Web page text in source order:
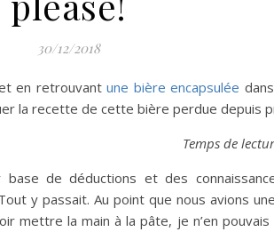
30/12/2018
en retrouvant une bière encapsulée
la recette de cette bière perdue depuis
Temps de
de déductions et des
y passait. Au point que nous avions
mettre la main à la pâte, je n’en